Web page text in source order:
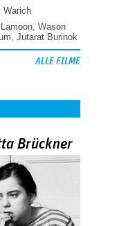
Warich
Wason
Jutarat Burinok
ALLE FILME
Brückner